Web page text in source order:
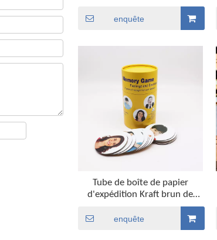
imprimés sur mesure pour
parfums, cosmétiques, café,
thé, emballage alimentaire,
enquête
Tube de boîte de papier
d'expédition Kraft brun de
haute qualité personnaliser
boîte ronde blanche
emballage de Tube de papier
enquête